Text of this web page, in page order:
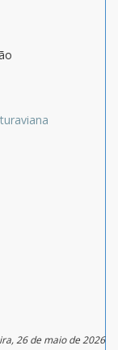
26 de maio de 2026